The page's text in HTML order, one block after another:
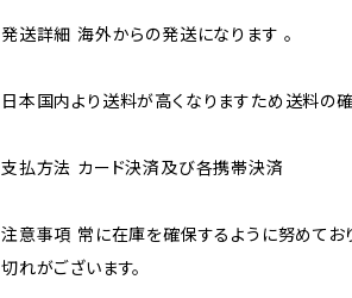
発送詳細 海外からの発送になります 。
日本国内より送料が高くなりますため送料の
支払方法 カード決済及び各携帯決済
注意事項 常に在庫を確保するように努めてお
切れがございます。